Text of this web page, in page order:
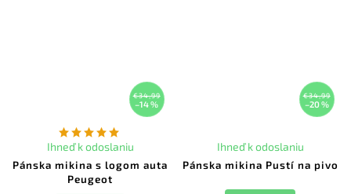
€34,99
–14 %
Pánska mikina s logom auta
Peugeot
Ihneď k odoslaniu
€34,99
–20 %
Pánska mikina Pustí na pivo
Ihneď k odoslaniu